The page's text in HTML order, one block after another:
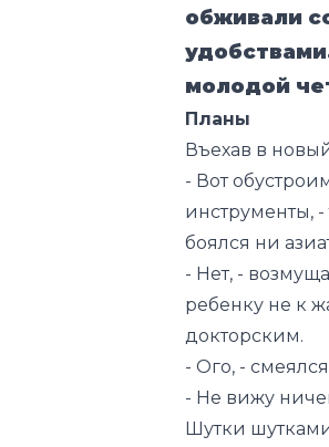
обживали
молодой
Планы
Въехав в
- Вот
инструменты,
боялся ни
- Нет, -
ребенку не к
докторским.
- Ого, -
- Не вижу
Шутки